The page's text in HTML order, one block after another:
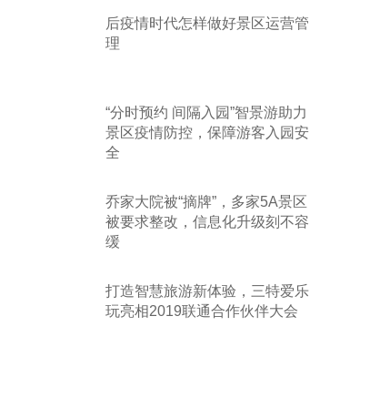
后疫情时代怎样做好景区运营管
理
“分时预约 间隔入园”智景游助力
景区疫情防控，保障游客入园安
全
乔家大院被“摘牌”，多家5A景区
被要求整改，信息化升级刻不容
缓
打造智慧旅游新体验，三特爱乐
玩亮相2019联通合作伙伴大会